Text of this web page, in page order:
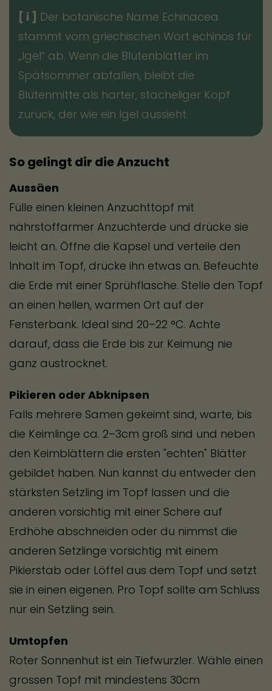
[ i ] Der botanische Name Echinacea
stammt vom griechischen Wort echinos für
„Igel“ ab. Wenn die Blütenblätter im
Spätsommer abfallen, bleibt die
Blütenmitte als harter, stacheliger Kopf
zurück, der wie ein Igel aussieht.
So gelingt dir die Anzucht
Aussäen
Fülle einen kleinen Anzuchttopf mit
nährstoffarmer Anzuchterde und drücke sie
leicht an. Öffne die Kapsel und verteile den
Inhalt im Topf, drücke ihn etwas an. Befeuchte
die Erde mit einer Sprühflasche. Stelle den Topf
an einen hellen, warmen Ort auf der
Fensterbank. Ideal sind 20–22 °C. Achte
darauf, dass die Erde bis zur Keimung nie
ganz austrocknet.
Pikieren oder Abknipsen
Falls mehrere Samen gekeimt sind, warte, bis
die Keimlinge ca. 2–3cm groß sind und neben
den Keimblättern die ersten "echten" Blätter
gebildet haben. Nun kannst du entweder den
stärksten Setzling im Topf lassen und die
anderen vorsichtig mit einer Schere auf
Erdhöhe abschneiden oder du nimmst die
anderen Setzlinge vorsichtig mit einem
Pikierstab oder Löffel aus dem Topf und setzt
sie in einen eigenen. Pro Topf sollte am Schluss
nur ein Setzling sein.
Umtopfen
Roter Sonnenhut ist ein Tiefwurzler. Wähle einen
grossen Topf mit mindestens 30cm